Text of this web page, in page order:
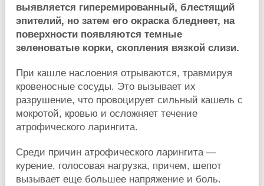
выявляется гиперемированный, блестящий
эпителий, но затем его окраска бледнеет, на
поверхности появляются темные
зеленоватые корки, скопления вязкой слизи.
При кашле наслоения отрываются, травмируя
кровеносные сосуды. Это вызывает их
разрушение, что провоцирует сильный кашель с
мокротой, кровью и осложняет течение
атрофического ларингита.
Среди причин атрофического ларингита —
курение, голосовая нагрузка, причем, шепот
вызывает еще большее напряжение и боль.